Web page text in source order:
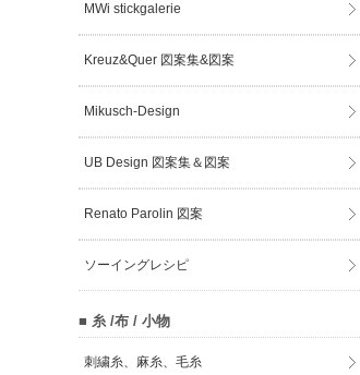
MWi stickgalerie
Kreuz&Quer 図案集&図案
Mikusch-Design
UB Design 図案集＆図案
Renato Parolin 図案
ソーイングレシピ
■ 糸 /布 / 小物
刺繍糸、麻糸、毛糸